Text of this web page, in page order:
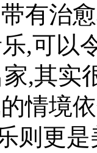
有治
,可以
家,其
情境
则更